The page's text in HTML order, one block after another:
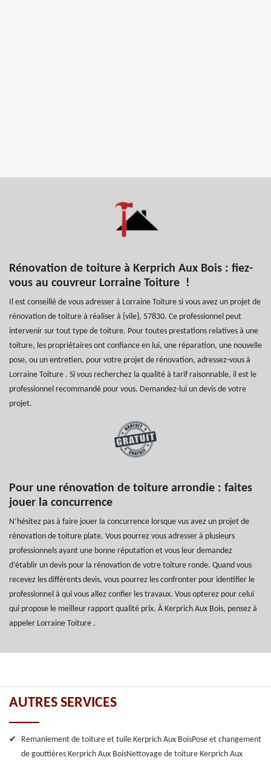
Rénovation de toiture à Kerprich Aux Bois : fiez-
vous au couvreur Lorraine Toiture !
Il est conseillé de vous adresser à Lorraine Toiture si vous avez un projet de
rénovation de toiture à réaliser à {vile}, 57830. Ce professionnel peut
intervenir sur tout type de toiture. Pour toutes prestations relatives à une
toiture, les propriétaires ont confiance en lui, une réparation, une nouvelle
pose, ou un entretien, pour votre projet de rénovation, adressez-vous à
Lorraine Toiture . Si vous recherchez la qualité à tarif raisonnable, il est le
professionnel recommandé pour vous. Demandez-lui un devis de votre
projet.
Pour une rénovation de toiture arrondie : faites
jouer la concurrence
N’hésitez pas à faire jouer la concurrence lorsque vus avez un projet de
rénovation de toiture plate. Vous pourrez vous adresser à plusieurs
professionnels ayant une bonne réputation et vous leur demandez
d’établir un devis pour la rénovation de votre toiture ronde. Quand vous
recevez les différents devis, vous pourrez les confronter pour identifier le
professionnel à qui vous allez confier les travaux. Vous opterez pour celui
qui propose le meilleur rapport qualité prix. À Kerprich Aux Bois, pensez à
appeler Lorraine Toiture .
AUTRES SERVICES
Remaniement de toiture et tuile Kerprich Aux BoisPose et changement
de gouttières Kerprich Aux BoisNettoyage de toiture Kerprich Aux